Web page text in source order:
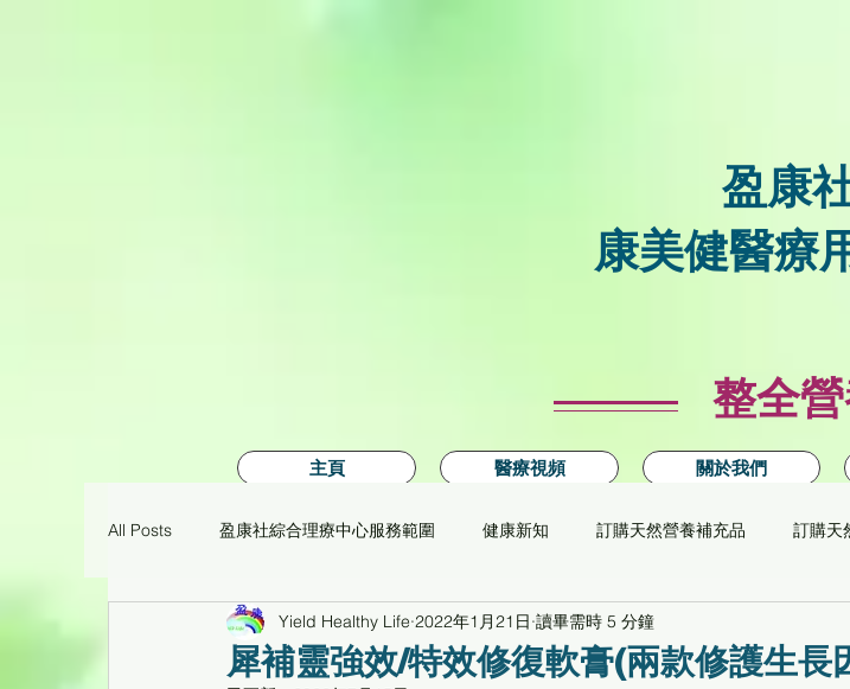
盈康
康美健醫療
整全
主頁 醫療視頻 關於我們
All Posts 盈康社綜合理療中心服務範圍 健康新知 訂購天然營養補充品 訂購天
痛症理療工作坊臨床個案 環保醫療用品/養生儀器 能量系列
犀補靈強效/特效修復軟膏(兩款修護生長
Yield Healthy Life 2022年1月21日 讀畢需時 5 分鐘